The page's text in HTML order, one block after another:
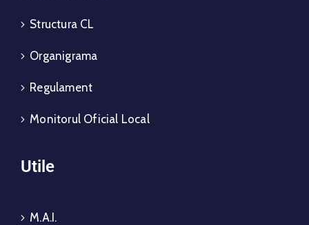
Structura CL
Organigrama
Regulament
Monitorul Oficial Local
Utile
M.A.I.